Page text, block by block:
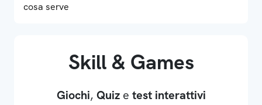
cosa serve
Skill & Games
Giochi, Quize test interattivi